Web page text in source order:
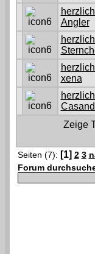
Angler
xena
Zeige
Seiten (7): [1] 2 3
Forum